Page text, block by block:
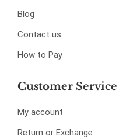
Blog
Contact us
How to Pay
Customer Service
My account
Return or Exchange